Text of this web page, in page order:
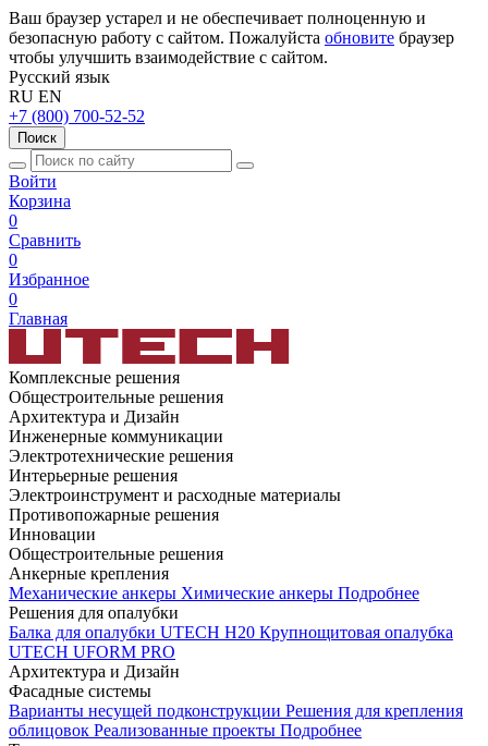
Ваш браузер устарел и не обеспечивает полноценную и
безопасную работу с сайтом. Пожалуйста обновите браузер
чтобы улучшить взаимодействие с сайтом.
Русский язык
RU EN
+7 (800) 700-52-52
Поиск
Войти
Корзина
0
Сравнить
0
Избранное
0
Главная
Комплексные решения
Общестроительные решения
Архитектура и Дизайн
Инженерные коммуникации
Электротехнические решения
Интерьерные решения
Электроинструмент и расходные материалы
Противопожарные решения
Инновации
Общестроительные решения
Анкерные крепления
Механические анкеры Химические анкеры Подробнее
Решения для опалубки
Балка для опалубки UTECH H20 Крупнощитовая опалубка
UTECH UFORM PRO
Архитектура и Дизайн
Фасадные системы
Варианты несущей подконструкции Решения для крепления
облицовок Реализованные проекты Подробнее